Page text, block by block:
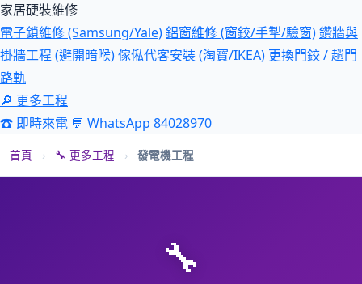
家居硬裝維修
電子鎖維修 (Samsung/Yale)鋁窗維修 (窗鉸/手掣/驗窗)鑽牆與
掛牆工程 (避開暗喉)傢俬代客安裝 (淘寶/IKEA) 更換門鉸 / 趟門
路軌
🔎 更多工程
☎ 即時來電 💬 WhatsApp 84028970
首頁 › 🔧 更多工程 › 發電機工程
🔧